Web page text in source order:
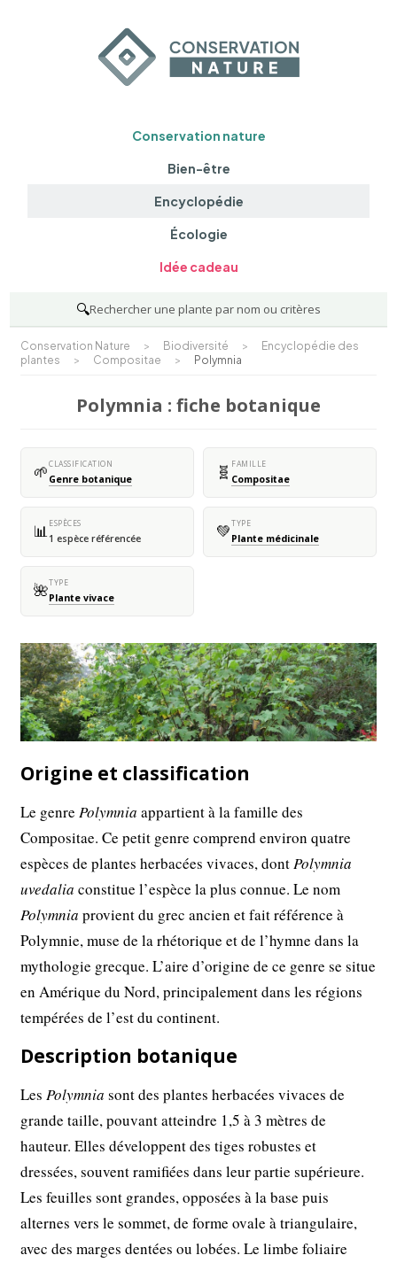
Conservation nature
Bien-être
Encyclopédie
Écologie
Idée cadeau
🔍Rechercher une plante par nom ou critères
Conservation Nature > Biodiversité >
Encyclopédie des
plantes
> Compositae > Polymnia
Polymnia : fiche botanique
🌱CLASSIFICATION
Genre botanique 🧬 FAMILLE
Compositae
📊ESPÈCES
1 espèce référencée 💚TYPE
Plante médicinale
🌺TYPE
Plante vivace
Origine et classification
Le genrePolymnia appartient à la famille des
Compositae. Ce petit genre comprend environ quatre
espèces de plantes herbacées vivaces, dontPolymnia
uvedalia constitue l’espèce la plus connue. Le nom
Polymnia provient du grec ancien et fait référence à
Polymnie, muse de la rhétorique et de l’hymne dans la
mythologie grecque. L’aire d’origine de ce genre se situe
en Amérique du Nord, principalement dans les régions
tempérées de l’est du continent.
Description botanique
LesPolymnia sont des plantes herbacées vivaces de
grande taille, pouvant atteindre 1,5 à 3 mètres de
hauteur. Elles développent des tiges robustes et
dressées, souvent ramifiées dans leur partie supérieure.
Les feuilles sont grandes, opposées à la base puis
alternes vers le sommet, de forme ovale à triangulaire,
avec des marges dentées ou lobées. Le limbe foliaire